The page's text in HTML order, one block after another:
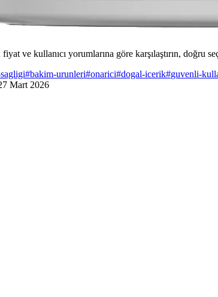
ve kullanıcı yorumlarına göre karşılaştırın, doğru
#bakim-urunleri#onarici#dogal-icerik#guvenli-
Mart 2026